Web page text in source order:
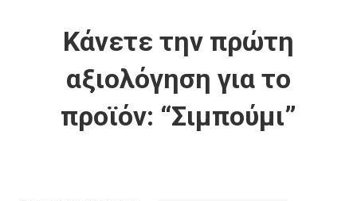
Κάνετε την πρώτη
αξιολόγηση για το
προϊόν: “Σιμπούμι”